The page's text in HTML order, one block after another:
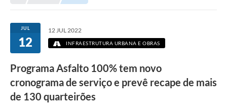
Portal da Transparência
Turismo
Secretarias
Ouvidoria
JUL
12
12 JUL 2022
INFRAESTRUTURA URBANA E OBRAS
Programa Asfalto 100% tem novo
cronograma de serviço e prevê recape de mais
de 130 quarteirões